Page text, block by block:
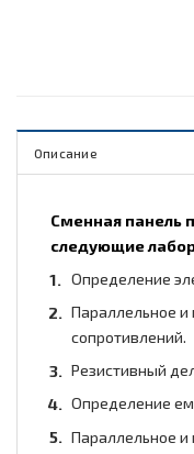
Описание
Сменная панель
следующие
Определение
Параллельное и
сопротивлений.
Резистивный
Определение
Параллельное и